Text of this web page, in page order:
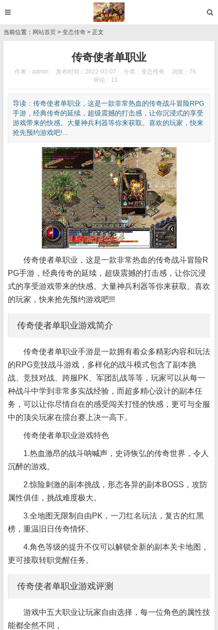
当前位置： 网站首页 > 变态传奇 > 正文
传奇使者单职业
作者：admin 发布时间：2022-01-07 分类： 变态传奇
浏览：76
评论：11
导读：传奇使者单职业，这是一款非常热血的传奇战斗冒险RPG
手游，经典传奇的延续，超级震撼的打击感，让你沉浸式的享受
游戏带来的快感。大量神兵利器等你来获取。喜欢的玩家，快来
抢先预约游戏吧!...
传奇使者单职业，这是一款非常热血的传奇战斗冒险R
PG手游，经典传奇的延续，超级震撼的打击感，让你沉浸
式的享受游戏带来的快感。大量神兵利器等你来获取。喜欢
的玩家，快来抢先预约游戏吧!!!
传奇使者单职业游戏简介
传奇使者单职业手游是一款拥有着众多精彩内容和玩法
的RPG竞技战斗游戏，多样化的战斗模式包含了副本挑
战、竞技对战、跨服PK、军团乱战等等，玩家可以从每一
种战斗中学到非常多实战经验，而超多精心设计的副本任
务，可以让你尽情自在的感受闯关打怪的快感，更可与全服
中的顶尖玩家在擂台赛上决一高下。
传奇使者单职业游戏特色
1.热血激昂的战斗呐喊声，史诗恢弘的传奇世界，令人
沉醉的游戏。
2.惊险刺激的副本挑战，形态各异的副本BOSS，攻防
属性俱佳，挑战难度极大。
3.全地图无限制自由PK，一刀红名玩法，复古的红黑
榜，重温旧日传奇情怀。
4.角色等级的提升不仅可以解锁全新的副本关卡地图，
更可接取转职觉醒任务。
传奇使者单职业游戏评测
游戏中五大职业让玩家自由选择，每一位角色的属性技
能都全然不同，